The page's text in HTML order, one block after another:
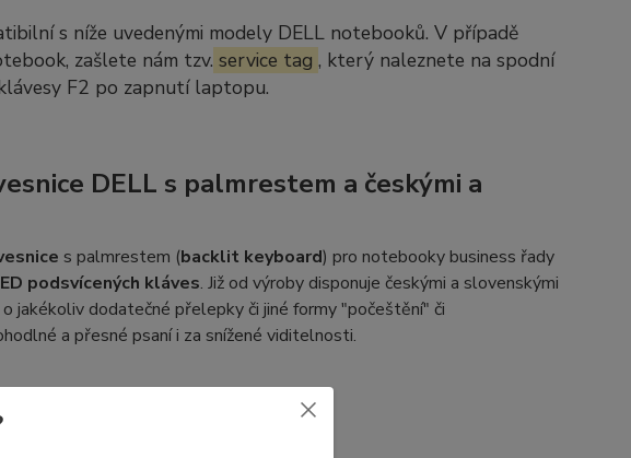
s níže uvedenými modely DELL notebooků. V případě
zašlete nám tzv. service tag , který naleznete na spodní
F2 po zapnutí laptopu.
DELL s palmrestem a českými a
s palmrestem (backlit keyboard) pro notebooky business řady
podsvícených kláves. Již od výroby disponuje českými a slovenskými
jakékoliv dodatečné přelepky či jiné formy "počeštění" či
a přesné psaní i za snížené viditelnosti.
podsvicení